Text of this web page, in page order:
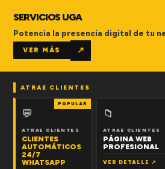
SERVICIOS UGA
Potencia la presencia digital de tu
VER MÁS ↗
ATRAE CLIENTES
POPULAR
💬
ATRAE CLIENTES
CLIENTES
AUTOMÁTICOS
24/7
WHATSAPP
📁
ATRAE CLIENTES
PÁGINA WEB
PROFESIONAL
VER DETALLE ↗